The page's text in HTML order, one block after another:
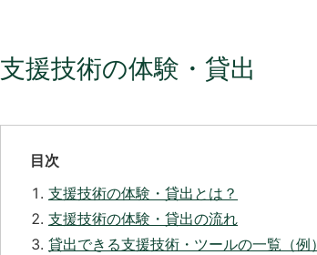
支援技術の体験・貸出
目次
支援技術の体験・貸出とは？
支援技術の体験・貸出の流れ
貸出できる支援技術・ツールの一覧（例）